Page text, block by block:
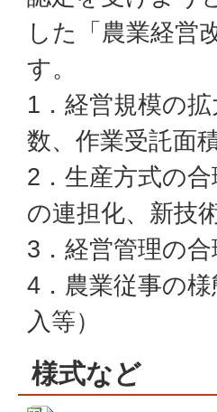
した「農業経営
す。
1．経営規模の
数、作業受託面積
2．生産方式の
の連担化、新技
3．経営管理の
4．農業従事の
入等）
様式など